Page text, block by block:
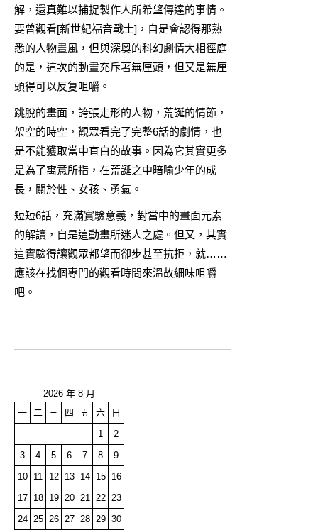
解，還真難以捕捉製作人所希望傳達的事情。
要曾觀看[新世紀福音戰士]，自是會認得那熟
悉的人物畫風，但與深奧的科幻劇情大相徑庭
的是，這次的動畫充斥著無厘頭，但又是無厘
頭得可以反复咀嚼。
跳脫的畫面，誇張走形的人物，荒誕的情節，
架空的時空，觀眾看完了完整6話的劇情，也
是不能獲取當中直白的故事。因為它其實更多
是為了寓意所指，在荒誕之中暗喻少年的成
長，關於性、女孩、勇氣。
短短6話，充滿實驗意義，對當中的畫面元素
的解讀，自是這動畫所迷人之處。但又，其實
這實驗得讓觀眾都望而卻步甚至抗拒，就……
應該在找個專門的觀看時間來溫故細味咀嚼
吧。
2026 年 8 月
一 二 三 四 五 六
日
1
2
3
4 5 6 7 8
9
10
11 12 13 14 15
16
17
18 19 20 21 22 23
24 25 26 27 28 29 30